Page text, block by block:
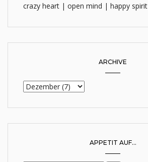
crazy heart | open mind | happy spirit
ARCHIVE
APPETIT AUF...